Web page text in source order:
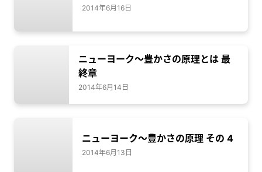
2014年6月16日
ニューヨーク～豊かさの原理とは 最
終章
2014年6月14日
ニューヨーク～豊かさの原理 その 4
2014年6月13日